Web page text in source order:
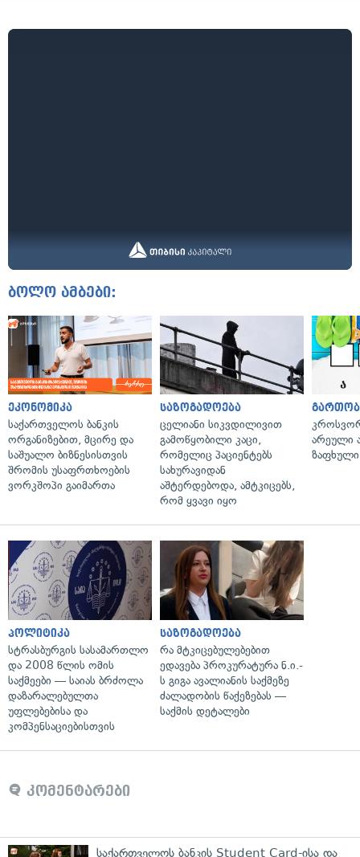
ბოლო ამბები:
ეკონომიკა
საქართველოს ბანკის
ორგანიზებით, მცირე და
საშუალო ბიზნესისთვის
შრომის უსაფრთხოების
ვორკშოპი გაიმართა
საზოგადოება
ცელიანი სიკვდილივით
გამოწყობილი კაცი,
რომელიც პაციენტებს
სახურავიდან
აშტერდებოდა, ამტკიცებს,
რომ ყვავი იყო
არეული
პოლიტიკა
სტრასბურგის სასამართლო
და 2008 წლის ომის
საქმეები — საიას ბრძოლა
დაზარალებულთა
უფლებებისა და
კომპენსაციებისთვის
საზოგადოება
რა მტკიცებულებებით
ედავება პროკურატურა ნ.ი.-
ს გიგა ავალიანის საქმეზე
ძალადობის წაქეზებას —
საქმის დეტალები
კომენტარები
საქართველოს ბანკის Student Card-ისა და